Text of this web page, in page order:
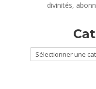
divinités,
Catégories